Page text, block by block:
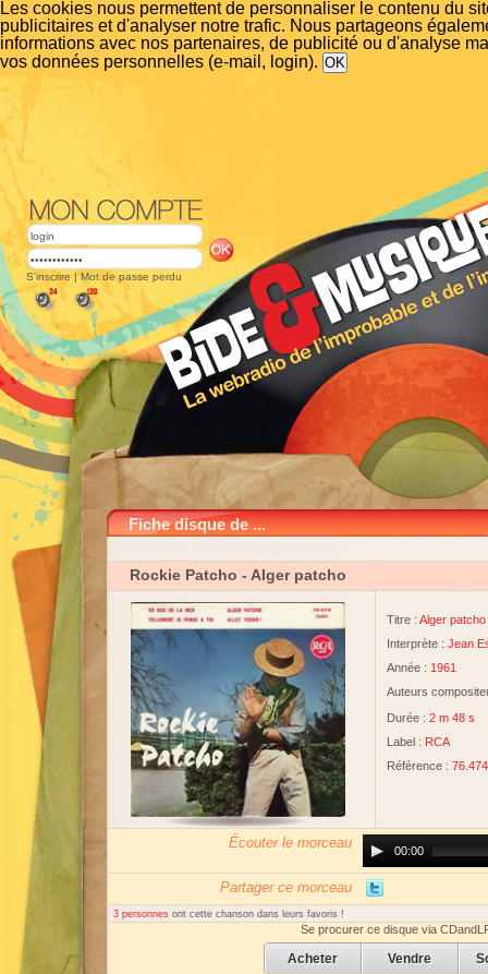
Les cookies nous permettent de personnaliser le contenu du
publicitaires et d'analyser notre trafic. Nous partageons
informations avec nos partenaires, de publicité ou d'analyse
vos données personnelles (e-mail, login).
S'inscrire | Mot de passe perdu
Fiche disque de ...
Rockie Patcho - Alger patcho
Titre : Alger patcho
Interprète : Jean
Année : 1961
Auteurs
Durée : 2 m 48 s
Label : RCA
Référence : 76.474
Écouter le morceau
Player00:00
Partager ce morceau
3 personnes ont cette chanson dans leurs favoris !
Se procurer ce disque via
Acheter Vendre